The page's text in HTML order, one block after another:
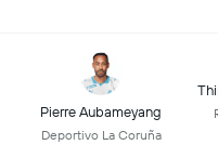
Pierre Aubameyang
Deportivo La Coruña